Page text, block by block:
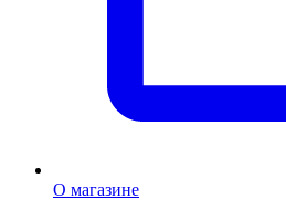
О магазине